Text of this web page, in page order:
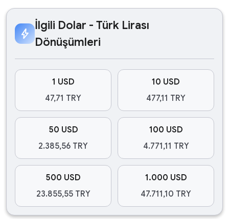
bolt
İlgili Dolar - Türk Lirası
Dönüşümleri
1 USD
47,71 TRY
10 USD
477,11 TRY
50 USD
2.385,56 TRY
100 USD
4.771,11 TRY
500 USD
23.855,55 TRY
1.000 USD
47.711,10 TRY